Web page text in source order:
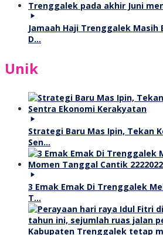
Jamaah Haji Trenggalek Masih
D…
Unik
Strategi Baru Mas Ipin, Tekan
Sen…
3 Emak Emak Di Trenggalek
T…